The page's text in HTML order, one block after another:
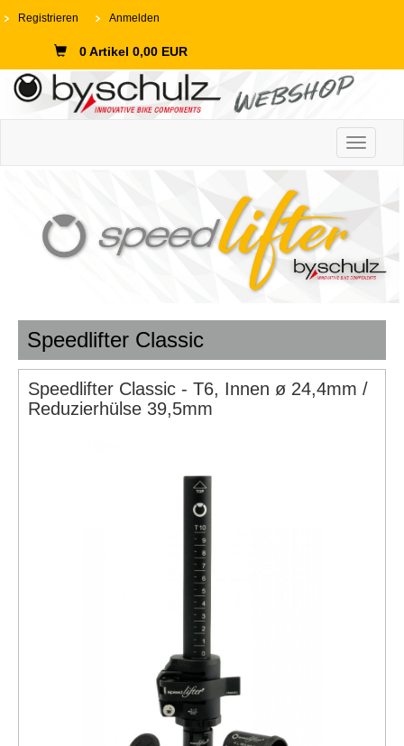
Registrieren Anmelden
0 Artikel 0,00 EUR
Toggle
Speedlifter Classic
Speedlifter Classic - T6, Innen ø 24,4mm /
Reduzierhülse 39,5mm